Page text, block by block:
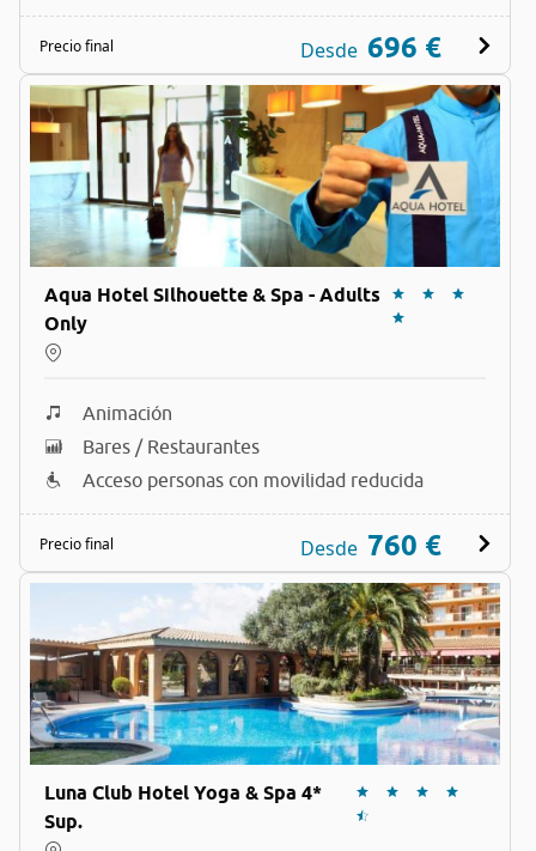
Precio final Desde 696 €
Aqua Hotel Silhouette & Spa - Adults
Only
Animación
Bares / Restaurantes
Acceso personas con movilidad reducida
Precio final Desde 760 €
Luna Club Hotel Yoga & Spa 4*
Sup.